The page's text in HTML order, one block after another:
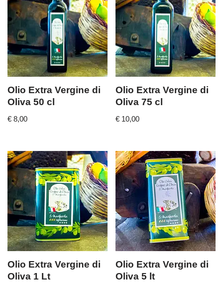
Olio Extra Vergine di
Oliva 50 cl
€ 8,00
Olio Extra Vergine di
Oliva 75 cl
€ 10,00
Olio Extra Vergine di
Oliva 1 Lt
Olio Extra Vergine di
Oliva 5 lt